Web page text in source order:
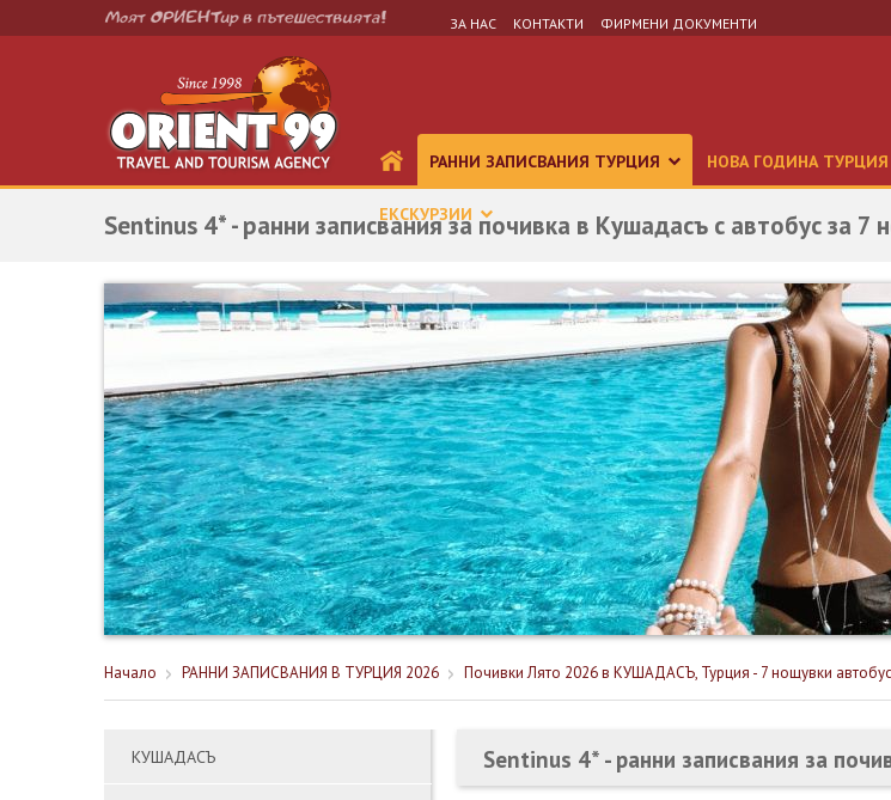
ЗА НАС КОНТАКТИ ФИРМЕНИ ДОКУМЕНТИ
РАННИ ЗАПИСВАНИЯ ТУРЦИЯ НОВА ГОДИНА ТУРЦИЯ
ЕКСКУРЗИИ
Sentinus 4* - ранни записвания за почивка в Кушадасъ с автобус за 7
Начало РАННИ ЗАПИСВАНИЯ В ТУРЦИЯ 2026 Почивки Лято 2026 в КУШАДАСЪ, Турция - 7 нощувки
КУШАДАСЪ Sentinus 4* - ранни записвания за